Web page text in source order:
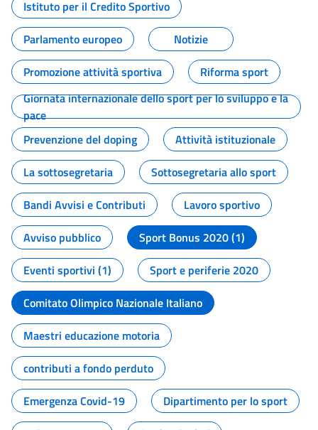
Istituto per il Credito Sportivo
Parlamento europeo
Notizie
Promozione attività sportiva
Riforma sport
Giornata internazionale dello sport per lo sviluppo e la
pace
Prevenzione del doping
Attività istituzionale
La sottosegretaria
Sottosegretaria allo sport
Bandi Avvisi e Contributi
Lavoro sportivo
Avviso pubblico
Sport Bonus 2020 (1)
Eventi sportivi (1)
Sport e periferie 2020
Comitato Olimpico Nazionale Italiano
Maestri educazione motoria
contributi a fondo perduto
Emergenza Covid-19
Dipartimento per lo sport